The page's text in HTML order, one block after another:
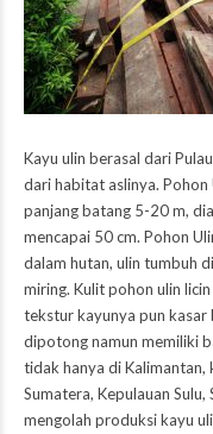
Kayu ulin berasal dari
dari habitat aslinya. Pohon
panjang batang 5-20 m,
mencapai 50 cm. Pohon
dalam hutan, ulin tumbuh
miring. Kulit pohon ulin
tekstur kayunya pun kasar
dipotong namun memiliki
tidak hanya di Kalimantan,
Sumatera, Kepulauan
mengolah produksi kayu